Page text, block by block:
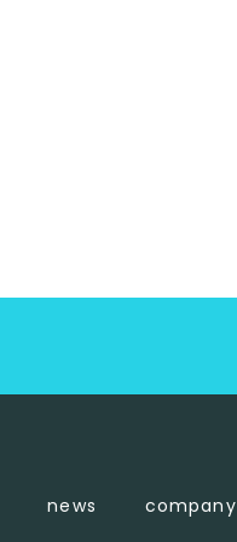
news company